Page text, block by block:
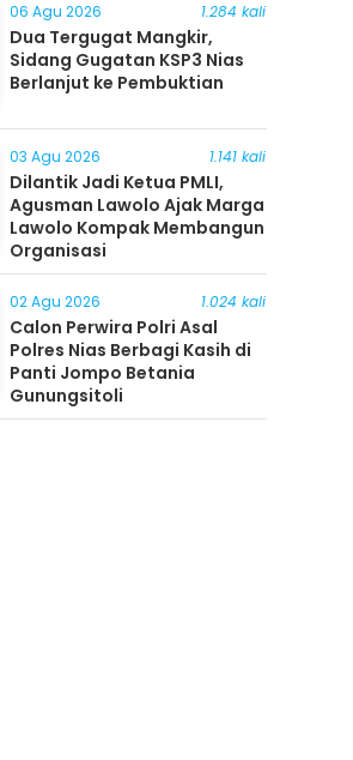
06 Agu 2026 1.284 kali
Dua Tergugat Mangkir,
Sidang Gugatan KSP3 Nias
Berlanjut ke Pembuktian
03 Agu 2026 1.141 kali
Dilantik Jadi Ketua PMLI,
Agusman Lawolo Ajak Marga
Lawolo Kompak Membangun
Organisasi
02 Agu 2026 1.024 kali
Calon Perwira Polri Asal
Polres Nias Berbagi Kasih di
Panti Jompo Betania
Gunungsitoli